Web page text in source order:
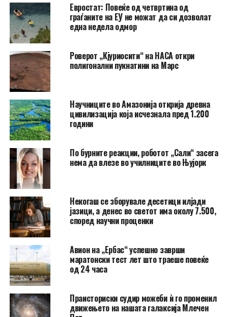
Евростат: Повеќе од четвртина од
граѓаните на ЕУ не можат да си дозволат
една недела одмор
Роверот „Кјуриосити“ на НАСА откри
полигонални пукнатини на Марс
Научниците во Амазонија открија древна
цивилизација која исчезнала пред 1.200
години
По бурните реакции, роботот „Сали“ засега
нема да влезе во училниците во Њујорк
Некогаш се зборувале десетици илјади
јазици, а денес во светот има околу 7.500,
според научни проценки
Авион на „Ербас“ успешно заврши
маратонски тест лет што траеше повеќе
од 24 часа
Праисториски судир можеби ѝ го променил
движењето на нашата галаксија Млечен